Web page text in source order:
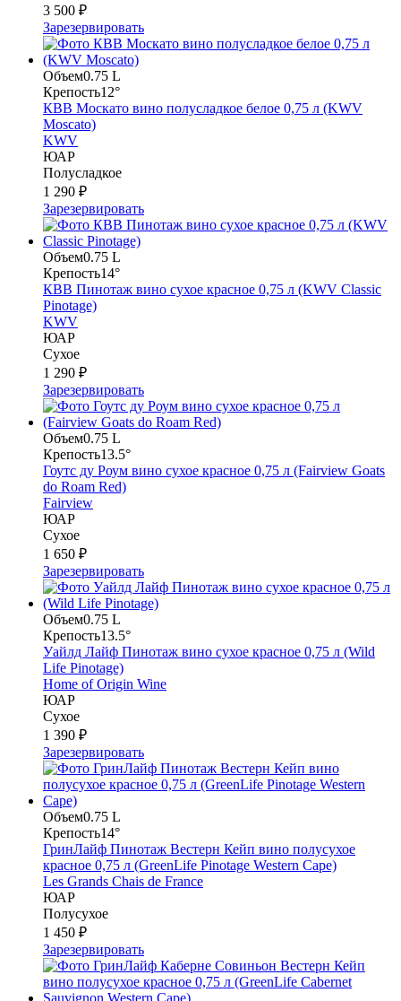
3 500 ₽
Зарезервировать
Объем0.75 L
Крепость12°
КВВ Москато вино полусладкое белое 0,75 л (KWV
Moscato)
KWV
ЮАР
Полусладкое
1 290 ₽
Зарезервировать
Объем0.75 L
Крепость14°
КВВ Пинотаж вино сухое красное 0,75 л (KWV Classic
Pinotage)
KWV
ЮАР
Сухое
1 290 ₽
Зарезервировать
Объем0.75 L
Крепость13.5°
Гоутс ду Роум вино сухое красное 0,75 л (Fairview Goats
do Roam Red)
Fairview
ЮАР
Сухое
1 650 ₽
Зарезервировать
Объем0.75 L
Крепость13.5°
Уайлд Лайф Пинотаж вино сухое красное 0,75 л (Wild
Life Pinotage)
Home of Origin Wine
ЮАР
Сухое
1 390 ₽
Зарезервировать
Объем0.75 L
Крепость14°
ГринЛайф Пинотаж Вестерн Кейп вино полусухое
красное 0,75 л (GreenLife Pinotage Western Cape)
Les Grands Chais de France
ЮАР
Полусухое
1 450 ₽
Зарезервировать